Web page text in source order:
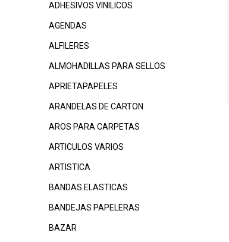
ADHESIVOS VINILICOS
AGENDAS
ALFILERES
ALMOHADILLAS PARA SELLOS
APRIETAPAPELES
ARANDELAS DE CARTON
AROS PARA CARPETAS
ARTICULOS VARIOS
ARTISTICA
BANDAS ELASTICAS
BANDEJAS PAPELERAS
BAZAR